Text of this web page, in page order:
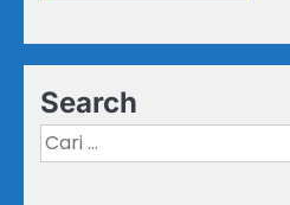
Search
Cari
untuk: